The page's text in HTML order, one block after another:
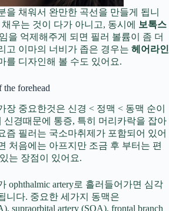
을 채워서 완만한 곡선을 만들게 됩니
우는 것이 다가 아니고, 동시에 보톡스
을 억제해주게 되면 필러 볼륨이 좀 더
고 이마의 너비가 좁은 경우는 헤어라인
를 디자인해 볼 수도 있어요.
forehead
장 중요한것은 신경 < 정맥 < 동맥 순이
신경때문에 통증, 특히 머리카락을 잡아
즘 필러는 국소마취제가 포함되어 있어
처음에는 아프지만 조금 후 부터는 편
는 장점이 있어요.
ophthalmic artery로 흘러들어가면 심각
니다. 중요한 세가지 동맥은
supraorbital artery (SOA), frontal branch